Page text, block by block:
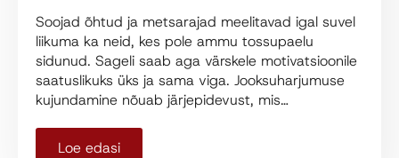
Soojad õhtud ja metsarajad meelitavad igal suvel
liikuma ka neid, kes pole ammu tossupaelu
sidunud. Sageli saab aga värskele motivatsioonile
saatuslikuks üks ja sama viga. Jooksuharjumuse
kujundamine nõuab järjepidevust, mis…
Loe edasi